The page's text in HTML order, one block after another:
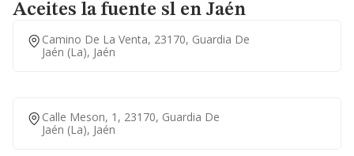
Aceites la fuente sl en Jaén
Camino De La Venta, 23170, Guardia De
Jaén (la), Jaén
Calle Meson, 1, 23170, Guardia De
Jaén (la), Jaén